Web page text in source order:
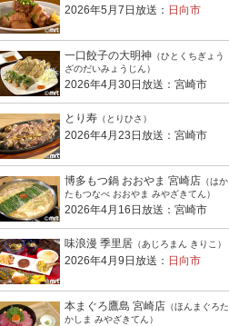
2026年5月7日放送： 日向市
一口餃子の大明神 （ひとくちぎょう
ざのだいみょうじん）
2026年4月30日放送：宮崎市
とり寿 （とりひさ）
2026年4月23日放送：宮崎市
博多もつ鍋 おおやま 宮崎店 （はか
たもつなべ おおやま みやざきてん）
2026年4月16日放送：宮崎市
味浪漫 季里居 （あじろまん きりこ）
2026年4月9日放送： 日向市
本まぐろ鷹島 宮崎店 （ほんまぐろた
かしま みやざきてん）